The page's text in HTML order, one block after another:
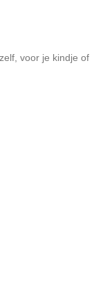
voor je kindje of